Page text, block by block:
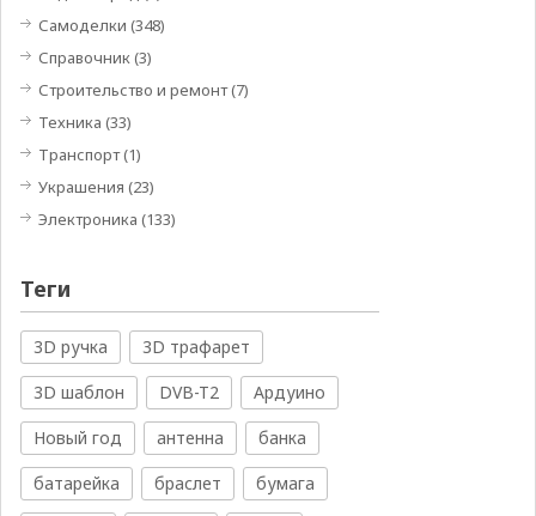
Самоделки (348)
Справочник(3)
Строительство и ремонт(7)
Техника (33)
Транспорт(1)
Украшения (23)
Электроника (133)
Теги
3D ручка
3D трафарет
3D шаблон
DVB-T2
Ардуино
Новый год
антенна
банка
батарейка
браслет
бумага